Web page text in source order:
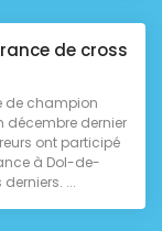
de cross
de champion
décembre dernier
ont participé
à Dol-de-
...